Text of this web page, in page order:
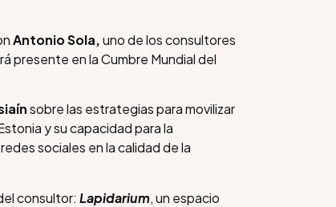
Antonio Sola,uno de los consultores
presente en la Cumbre Mundial del
sobre las estrategias para movilizar
y su capacidad para la
sociales en la calidad de la
consultor: Lapidarium, un espacio